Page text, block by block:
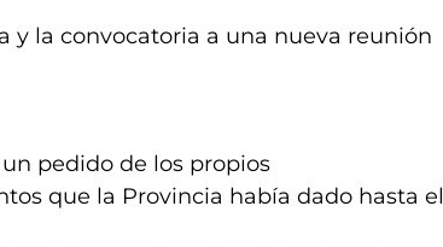
y la convocatoria a una nueva reunión
pedido de los propios
que la Provincia había dado hasta el